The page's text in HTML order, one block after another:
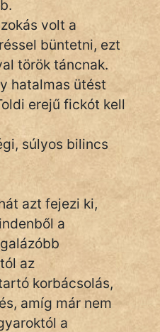
volt a
büntetni, ezt
török táncnak.
hatalmas ütést
erejű fickót kell
súlyos bilincs
azt fejezi ki,
a
az
korbácsolás,
amíg már nem
a